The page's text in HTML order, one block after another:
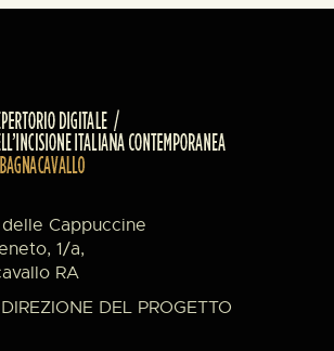
Cappuccine
1/a,
RA
DEL PROGETTO